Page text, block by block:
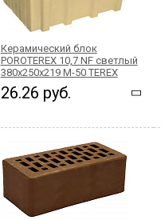
Керамический блок
POROTEREX 10,7 NF светлый
380x250x219 М-50 TEREX
26.26 руб.